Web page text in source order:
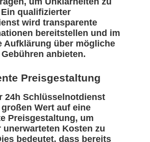
qualifizierter
wird transparente
bereitstellen und im
Aufklärung über mögliche
anbieten.
Preisgestaltung
24h Schlüsselnotdienst
Wert auf eine
Preisgestaltung, um
unerwarteten Kosten zu
bedeutet, dass bereits